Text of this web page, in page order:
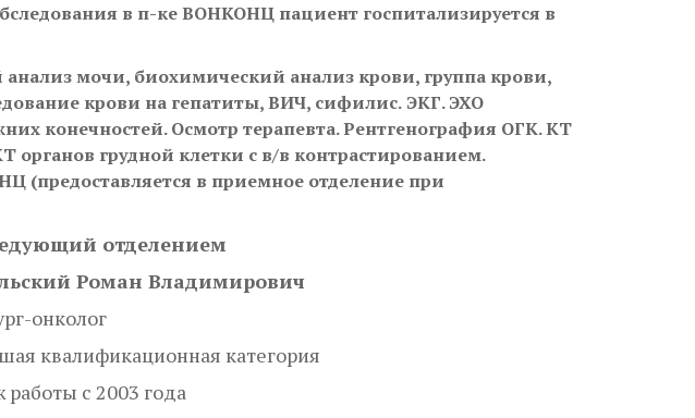
в п-ке ВОНКОНЦ пациент госпитализируется в
мочи, биохимический анализ крови, группа крови,
крови на гепатиты, ВИЧ, сифилис. ЭКГ. ЭХО
конечностей. Осмотр терапевта. Рентгенография ОГК. КТ
органов грудной клетки с в/в контрастированием.
(предоставляется в приемное отделение при
отделением
Роман Владимирович
онколог
квалификационная категория
работы с 2003 года